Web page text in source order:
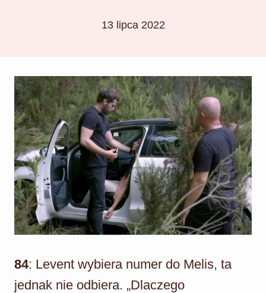
13 lipca 2022
84: Levent wybiera numer do Melis, ta
jednak nie odbiera. „Dlaczego